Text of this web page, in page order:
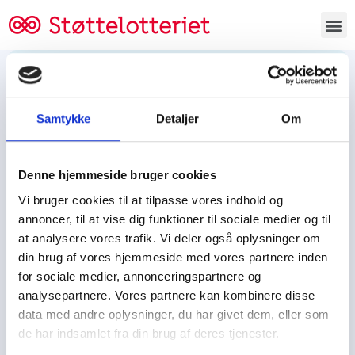
Samtykke Detaljer Om
Denne hjemmeside bruger cookies
Vi bruger cookies til at tilpasse vores indhold og
annoncer, til at vise dig funktioner til sociale medier og til
at analysere vores trafik. Vi deler også oplysninger om
din brug af vores hjemmeside med vores partnere inden
for sociale medier, annonceringspartnere og
analysepartnere. Vores partnere kan kombinere disse
data med andre oplysninger, du har givet dem, eller som
de har indsamlet fra din brug af deres tjenester.
Tjen penge og støt
Tjen penge til:
Spejdere/spejdergruppen/FDF’ere, m.fl.
Kontor
Tjenpengeogstoet.dk
Ejby Industrivej 91
DK – 2600 Glostrup
CVR: 19347508